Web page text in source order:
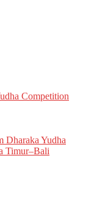
Competition
Dharaka Yudha
Timur–Bali